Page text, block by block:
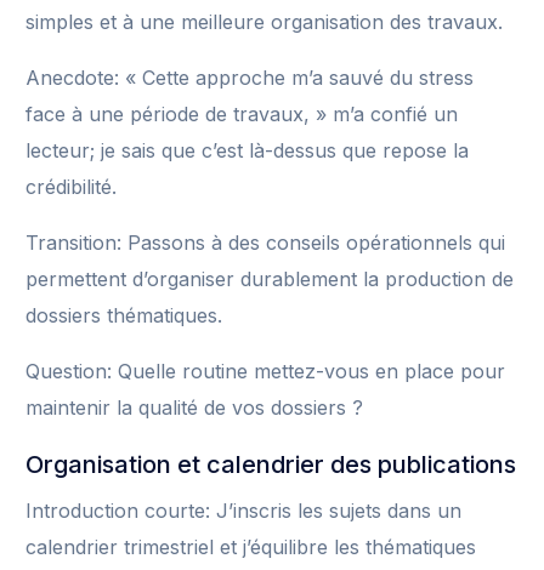
simples et à une meilleure organisation des travaux.
Anecdote: « Cette approche m’a sauvé du stress
face à une période de travaux, » m’a confié un
lecteur; je sais que c’est là-dessus que repose la
crédibilité.
Transition: Passons à des conseils opérationnels qui
permettent d’organiser durablement la production de
dossiers thématiques.
Question: Quelle routine mettez-vous en place pour
maintenir la qualité de vos dossiers ?
Organisation et calendrier des publications
Introduction courte: J’inscris les sujets dans un
calendrier trimestriel et j’équilibre les thématiques